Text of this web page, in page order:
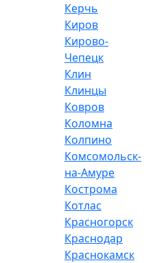
Керчь
Киров
Кирово-
Чепецк
Клин
Клинцы
Ковров
Коломна
Колпино
Комсомольск-
на-Амуре
Кострома
Котлас
Красногорск
Краснодар
Краснокамск